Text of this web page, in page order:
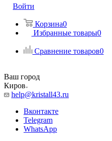
Войти
Корзина0
Избранные товары0
Сравнение товаров0
Ваш город
Киров
help@kristall43.ru
Вконтакте
Telegram
WhatsApp